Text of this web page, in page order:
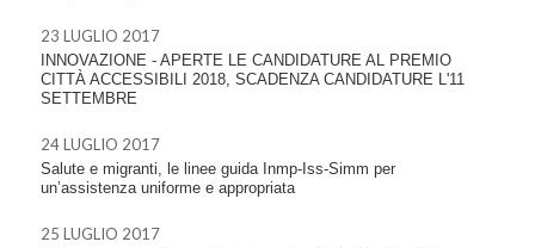
23 LUGLIO 2017
INNOVAZIONE - APERTE LE CANDIDATURE AL PREMIO
CITTÀ ACCESSIBILI 2018, SCADENZA CANDIDATURE L'11
SETTEMBRE
24 LUGLIO 2017
Salute e migranti, le linee guida Inmp-Iss-Simm per
un’assistenza uniforme e appropriata
25 LUGLIO 2017